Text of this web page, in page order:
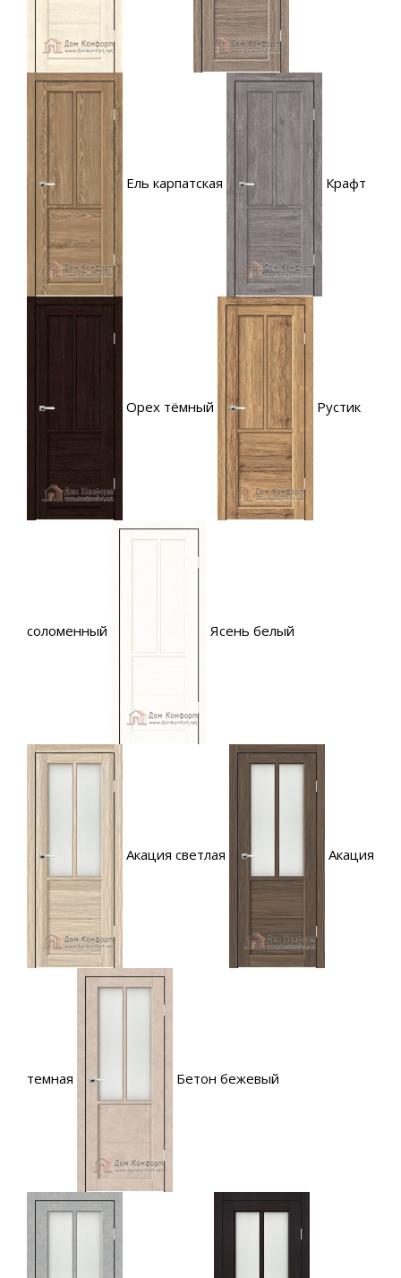
Ель карпатская Крафт
Орех тёмный Рустик
соломенный Ясень белый
Акация светлая Акация
темная Бетон бежевый